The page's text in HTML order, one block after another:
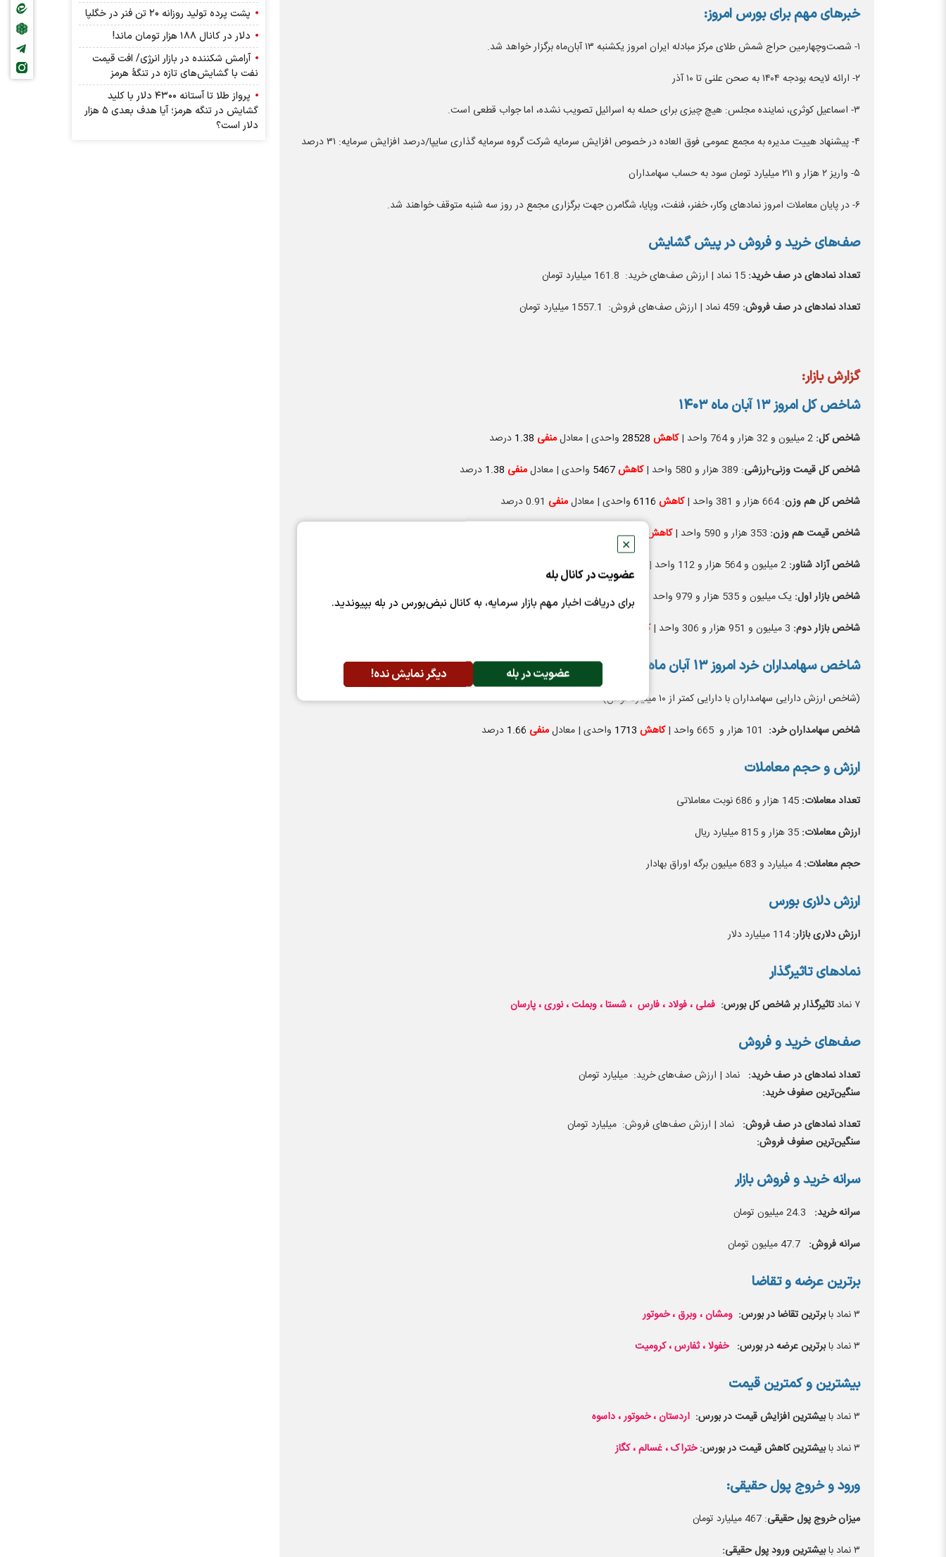
✕
عضویت در کانال بله
برای دریافت اخبار مهم بازار سرمایه، به کانال نبض‌بورس در بله بپیوندید.
عضویت در بله دیگر نمایش نده!
خبر‌های مهم برای بورس امروز:
۱- شصت‌وچهارمین حراج شمش طلای مرکز مبادله ایران امروز یکشنبه ۱۳ آبان‌ماه برگزار خواهد شد.
۲- ارائه لایحه بودجه ۱۴۰۴ به صحن علنی تا ۱۰ آذر
۳- اسماعیل کوثری، نماینده مجلس: هیچ چیزی برای حمله به اسرائیل تصویب نشده، اما جواب قطعی است.
۴- پیشنهاد هییت مدیره به مجمع عمومی فوق العاده در خصوص افزایش سرمایه شرکت گروه سرمایه گذاری سایپا/درصد افزایش سرمایه: ۳۱ درصد
۵- واریز ۲ هزار و ۲۱۱ میلیارد تومان سود به حساب سهامداران
۶- در پایان معاملات امروز نماد‌های وکار، خفنر، فنفت، وپایا، شگامرن جهت برگزاری مجمع در روز سه شنبه متوقف خواهند شد.
صف‌های خرید و فروش در پیش گشایش
تعداد نماد‌های در صف خرید:
تعداد نماد‌های در صف فروش:
گزارش بازار:
شاخص کل امروز ۱۳ آبان ماه ۱۴۰۳
شاخص کل: 2 میلیون و 32 هزار و 764 واحد | کاهش 28528 واحدی | معادلمنفی 1.38 درصد
شاخص کل قیمت وزنی-ارزشی: 389 هزار و 580 واحد | کاهش5467 واحدی | معادلمنفی 1.38 درصد
شاخص کل هم وزن: 664 هزار و 381 واحد | کاهش 6116 واحدی | معادلمنفی 0.91 درصد
شاخص قیمت هم وزن:
کاهش 3255واحدی | معادل
شاخص آزاد شناور:
کاهش واحدی | معادل
شاخص بازار اول: یک میلیون و 535 هزار و 979 واحد | کاهش 29199 واحدی | معادل منفی 1.87درصد
شاخص بازار دوم:
کاهش
شاخص سهامداران خرد امروز ۱۳ آبان ماه ۱۴۰۳
(شاخص ارزش دارایی سهامداران با دارایی کمتر از ۱۰ میلیارد تومان)
شاخص سهامداران خرد:
کاهش 1713 واحدی | معادلمنفی 1.66 درصد
ارزش و حجم معاملات
تعداد معاملات:
ارزش معاملات: 35 هزار و 815 میلیارد ریال
حجم معاملات:4 میلیارد و 683 میلیون برگه اوراق بهادار
ارزش دلاری بورس
ارزش دلاری بازار:114 میلیارد دلار
نماد‌های تاثیرگذار
۷ نماد تاثیرگذار بر شاخص کل بورس: فملی ، فولاد ، فارس ، شستا ، وبملت ، نوری ، پارسان
صف‌های خرید و فروش
تعداد نماد‌های در صف خرید: نماد | ارزش صف‌های خرید: میلیارد تومان
سنگین‌ترین صفوف خرید:
تعداد نماد‌های در صف فروش: نماد | ارزش صف‌های فروش: میلیارد تومان
سنگین‌ترین صفوف فروش:
سرانه خرید و فروش بازار
سرانه خرید:
سرانه فروش:
برترین عرضه و تقاضا
۳ نماد با برترین تقاضا در بورس: ومشان ، وبرق ، خموتور
۳ نماد با
برترین عرضه در بورس: خفولا ، ثفارس ، کرومیت
بیشترین و کمترین قیمت
۳ نماد با بیشترین افزایش قیمت در بورس: اردستان ، خموتور ، داسوه
۳ نماد با
بیشترین کاهش قیمت در بورس:ختراک ، غسالم ، کگاز
ورود و خروج پول حقیقی:
میزان خروج پول حقیقی: 467 میلیارد تومان
۳ نماد با
بیشترین ورود پول حقیقی:
پشت پرده تولید روزانه ۲۰ تن فنر در خگلپا
دلار در کانال ۱۸۸ هزار تومان ماند!
آرامش شکننده در بازار انرژی/ افت قیمت
نفت با گشایش‌های تازه در تنگۀ هرمز
پرواز طلا تا آستانه ۴۳۰۰ دلار با کلید
گشایش در تنگه هرمز؛ آیا هدف بعدی ۵ هزار
دلار است؟